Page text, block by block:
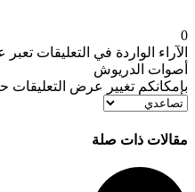
0
الآراء الواردة في التعليقات
أصوات الدريوش
بإمكانكم تغيير عرض التعليقات
مقالات ذات صلة